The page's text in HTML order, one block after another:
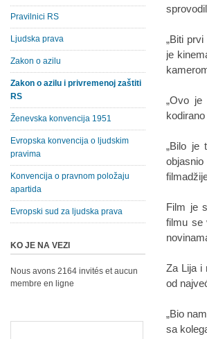
„Biti
je
„Ovo
„Bilo je
Film je
filmu se
Za Lija i
od
„Bio
sa
Pravilnici RS
Ljudska prava
Zakon o azilu
Zakon o azilu i privremenoj zaštiti
RS
Ženevska konvencija 1951
Evropska konvencija o ljudskim
pravima
Konvencija o pravnom položaju
apartida
Evropski sud za ljudska prava
KO JE NA VEZI
Nous avons 2164 invités et aucun
membre en ligne